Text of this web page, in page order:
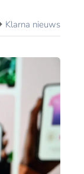
Klarna nieuws